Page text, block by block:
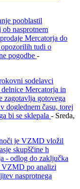
pooblastil
nasprotnem
Mercatorja do
tudi o
pogodbe -
sodelavci
Mercatorja in
zagotavlja gotovega
doglednem času, torej
bi se sklepala - Sreda,
je VZMD vložil
skupščine h
- odlog do zaključka
VZMD po analizi
nasprotnega